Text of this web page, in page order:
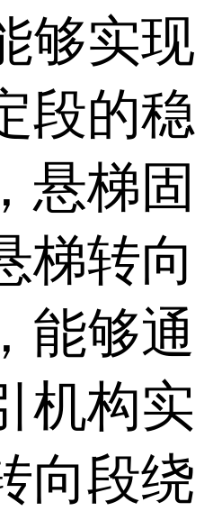
够实现
段的稳
悬梯固
梯转向
能够通
机构实
向段绕